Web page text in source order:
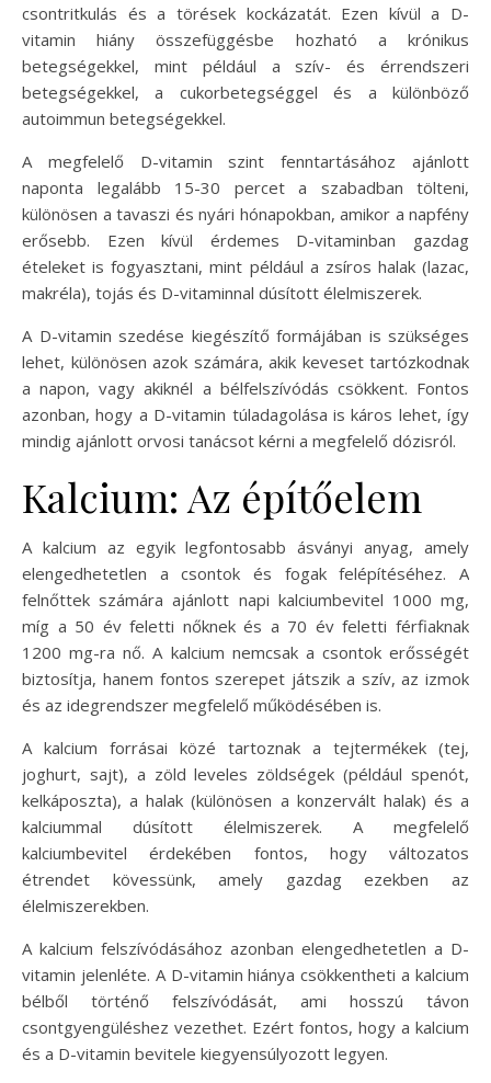
csontritkulás és a törések kockázatát. Ezen kívül a D-
vitamin hiány összefüggésbe hozható a krónikus
betegségekkel, mint például a szív- és érrendszeri
betegségekkel, a cukorbetegséggel és a különböző
autoimmun betegségekkel.
A megfelelő D-vitamin szint fenntartásához ajánlott
naponta legalább 15-30 percet a szabadban tölteni,
különösen a tavaszi és nyári hónapokban, amikor a napfény
erősebb. Ezen kívül érdemes D-vitaminban gazdag
ételeket is fogyasztani, mint például a zsíros halak (lazac,
makréla), tojás és D-vitaminnal dúsított élelmiszerek.
A D-vitamin szedése kiegészítő formájában is szükséges
lehet, különösen azok számára, akik keveset tartózkodnak
a napon, vagy akiknél a bélfelszívódás csökkent. Fontos
azonban, hogy a D-vitamin túladagolása is káros lehet, így
mindig ajánlott orvosi tanácsot kérni a megfelelő dózisról.
Kalcium: Az építőelem
A kalcium az egyik legfontosabb ásványi anyag, amely
elengedhetetlen a csontok és fogak felépítéséhez. A
felnőttek számára ajánlott napi kalciumbevitel 1000 mg,
míg a 50 év feletti nőknek és a 70 év feletti férfiaknak
1200 mg-ra nő. A kalcium nemcsak a csontok erősségét
biztosítja, hanem fontos szerepet játszik a szív, az izmok
és az idegrendszer megfelelő működésében is.
A kalcium forrásai közé tartoznak a tejtermékek (tej,
joghurt, sajt), a zöld leveles zöldségek (például spenót,
kelkáposzta), a halak (különösen a konzervált halak) és a
kalciummal dúsított élelmiszerek. A megfelelő
kalciumbevitel érdekében fontos, hogy változatos
étrendet kövessünk, amely gazdag ezekben az
élelmiszerekben.
A kalcium felszívódásához azonban elengedhetetlen a D-
vitamin jelenléte. A D-vitamin hiánya csökkentheti a kalcium
bélből történő felszívódását, ami hosszú távon
csontgyengüléshez vezethet. Ezért fontos, hogy a kalcium
és a D-vitamin bevitele kiegyensúlyozott legyen.